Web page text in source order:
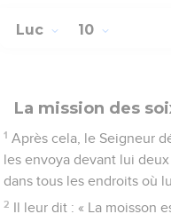
Luc 10
La mission des
1 Après cela, le Seigneur
les envoya devant lui
dans tous les endroits où
2 Il leur dit : « La moisson